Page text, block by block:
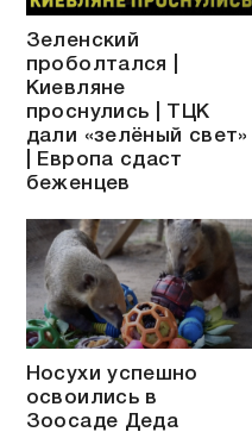
Зеленский
проболтался |
Киевляне
проснулись | ТЦК
дали «зелёный свет»
| Европа сдаст
беженцев
Носухи успешно
освоились в
Зоосаде Деда